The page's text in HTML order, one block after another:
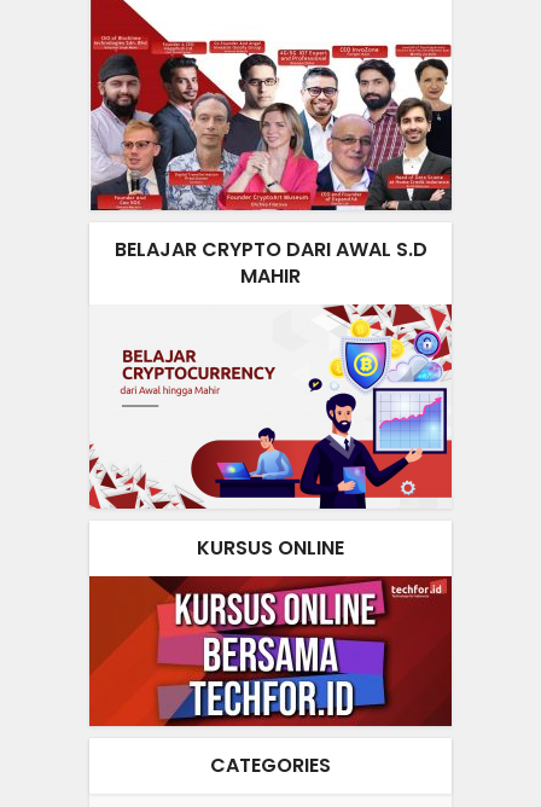
BELAJAR CRYPTO DARI AWAL S.D
MAHIR
KURSUS ONLINE
CATEGORIES